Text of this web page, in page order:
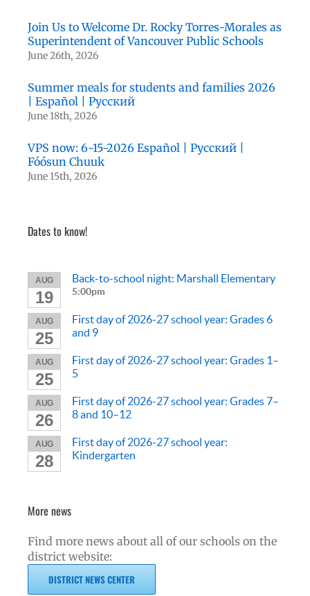
Join Us to Welcome Dr. Rocky Torres-Morales as
Superintendent of Vancouver Public Schools
June 26th, 2026
Summer meals for students and families 2026
| Español | Русский
June 18th, 2026
VPS now: 6-15-2026 Español | Русский |
Fóósun Chuuk
June 15th, 2026
Dates to know!
AUG
19
Back-to-school night: Marshall Elementary
5:00pm
AUG
25
First day of 2026-27 school year: Grades 6
and 9
AUG
25
First day of 2026-27 school year: Grades 1–
5
AUG
26
First day of 2026-27 school year: Grades 7–
8 and 10–12
AUG
28
First day of 2026-27 school year:
Kindergarten
More news
Find more news about all of our schools on the
district website:
DISTRICT NEWS CENTER